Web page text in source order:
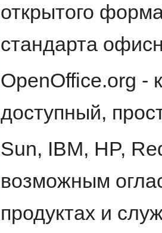
открытого
стандарта
OpenOffice.org -
доступный,
Sun, IBM, HP,
возможным
продуктах и